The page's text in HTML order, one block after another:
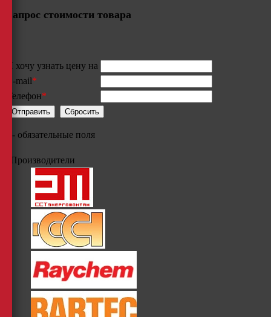
Запрос стоимости товара
Я хочу узнать цену на
E-mail*
Телефон*
- обязательные поля
Производители